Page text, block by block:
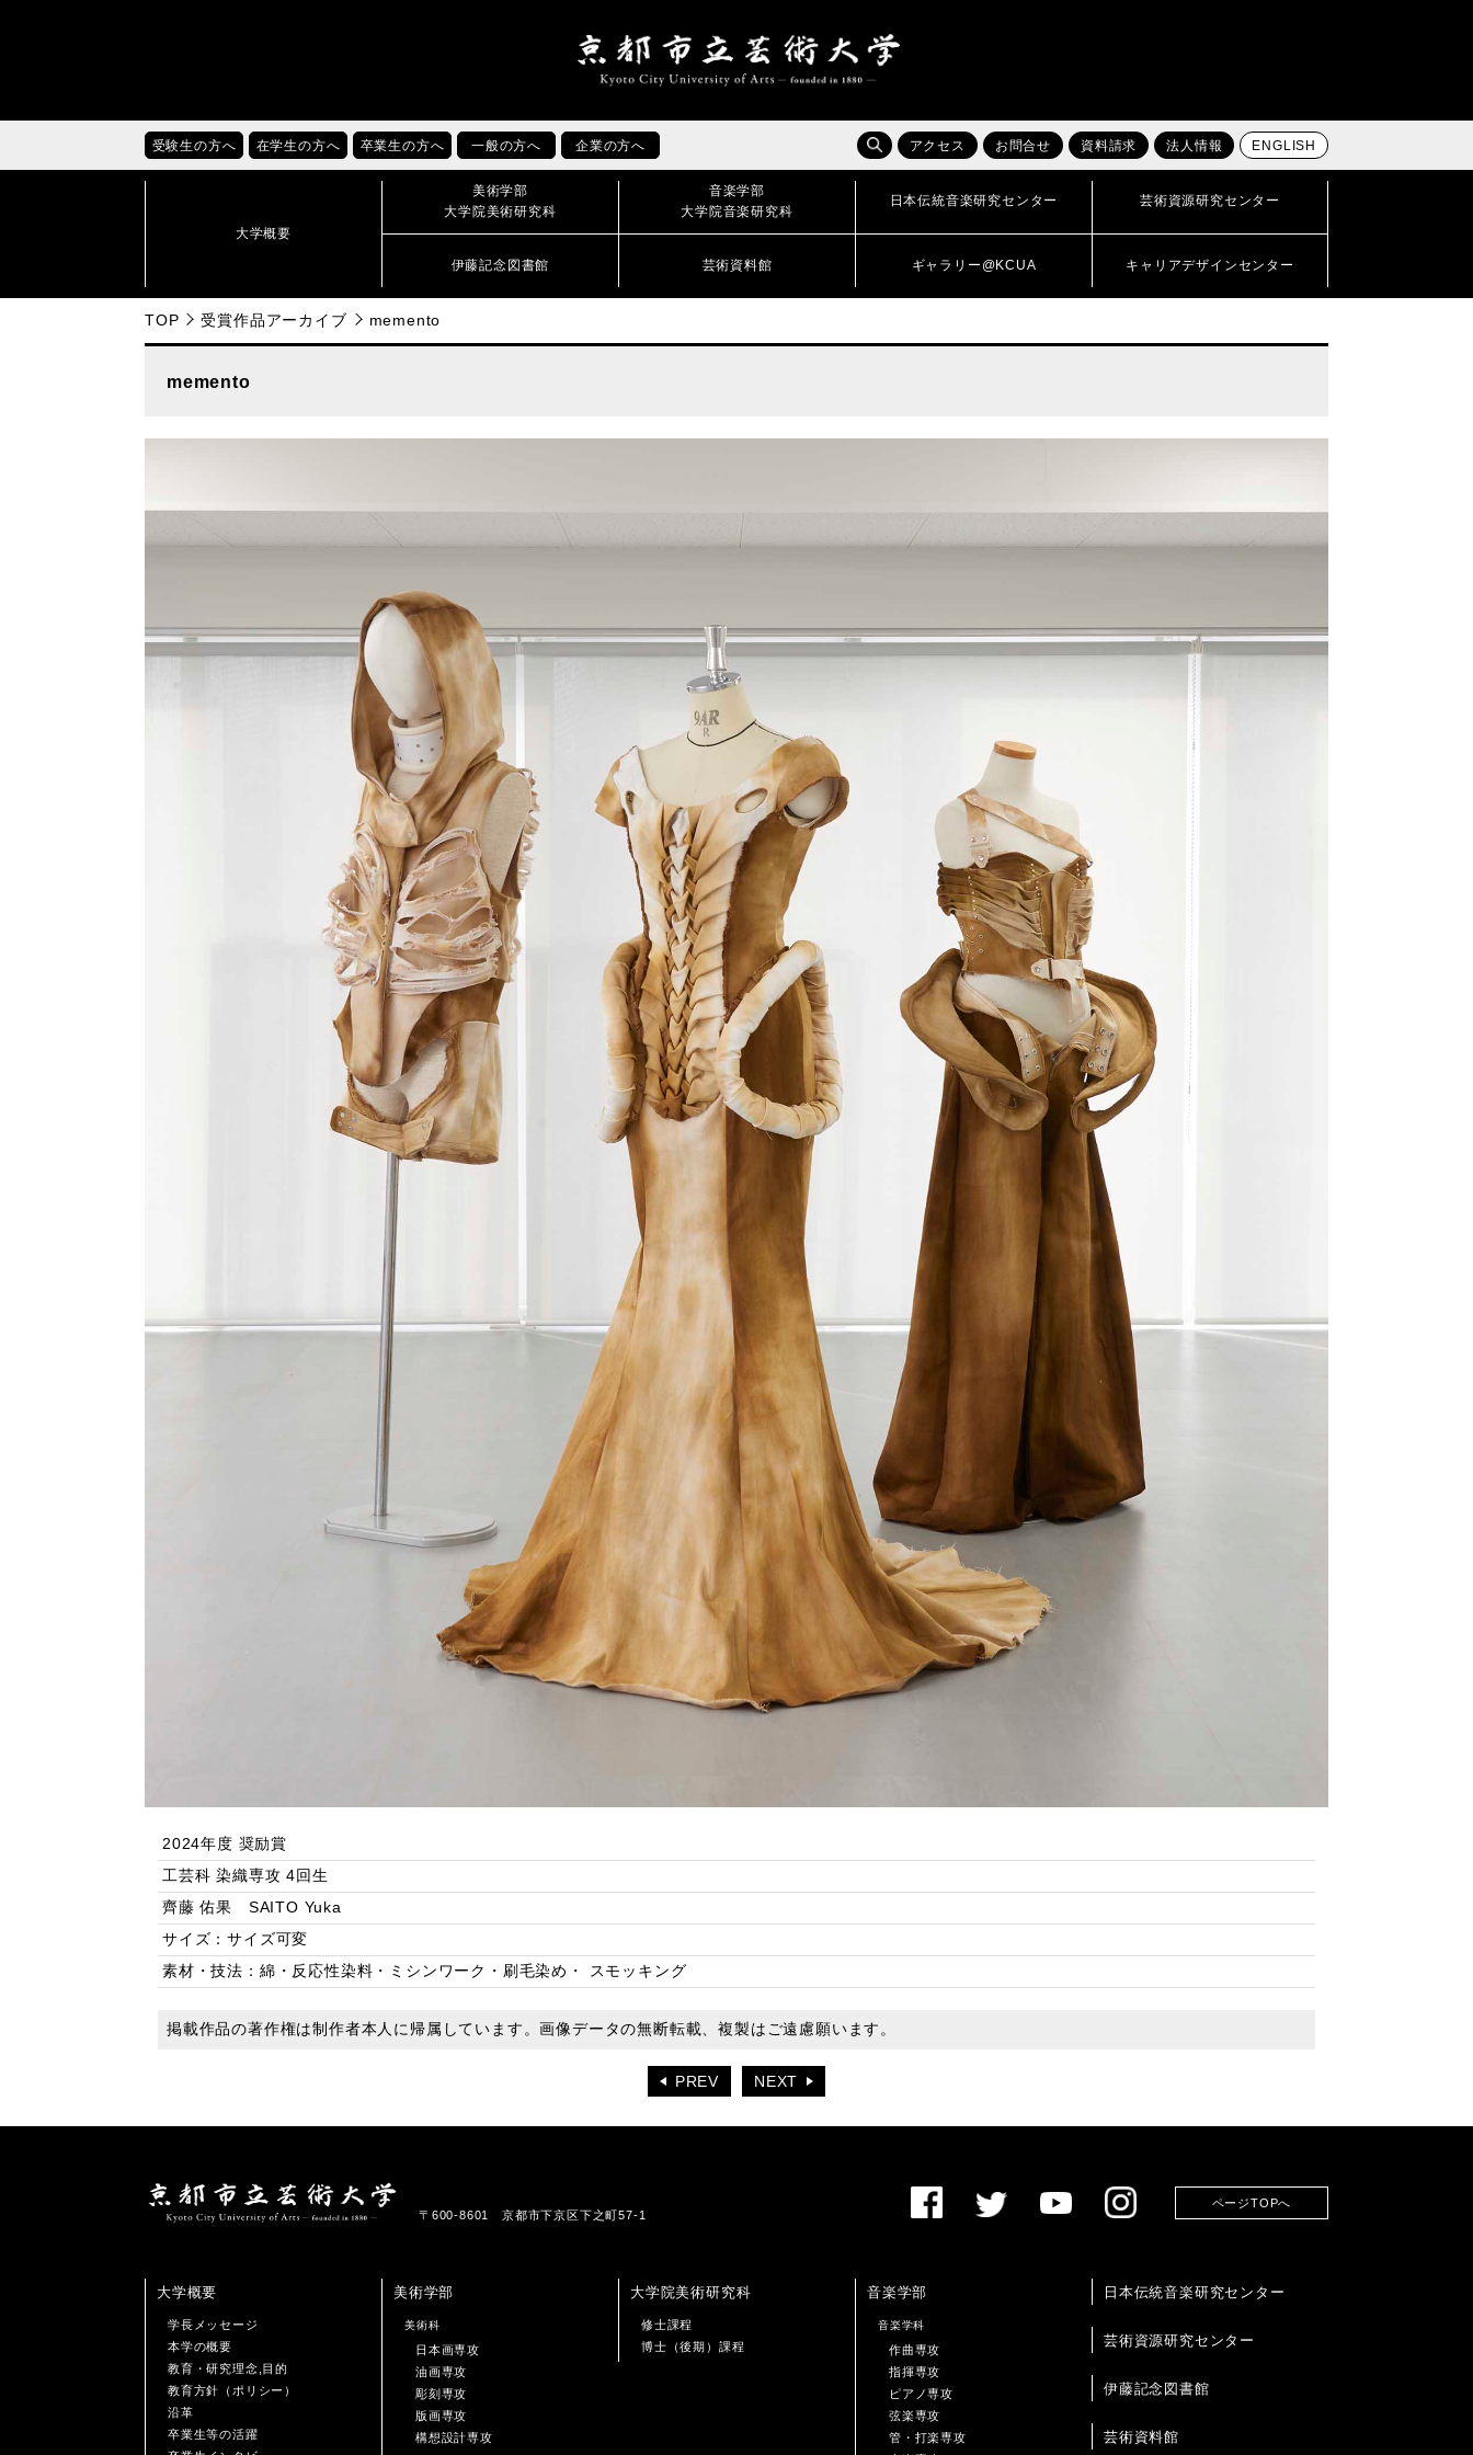
受験生の方へ 在学生の方へ 卒業生の方へ 一般の方へ 企業の方へ アクセス お問合せ 資料請求 法人情報 ENGLISH
大学概要
美術学部
大学院美術研究科
音楽学部
大学院音楽研究科
日本伝統音楽研究センター 芸術資源研究センター
伊藤記念図書館 芸術資料館 ギャラリー@KCUA キャリアデザインセンター
TOP 受賞作品アーカイブ memento
memento
2024年度 奨励賞
工芸科 染織専攻 4回生
齊藤 佑果 SAITO Yuka
サイズ：サイズ可変
素材・技法：綿・反応性染料・ミシンワーク・刷毛染め・ スモッキング
掲載作品の著作権は制作者本人に帰属しています。画像データの無断転載、複製はご遠慮願います。
PREV NEXT
〒600-8601 京都市下京区下之町57-1
ページTOPへ
大学概要
学長メッセージ
本学の概要
教育・研究理念,目的
教育方針（ポリシー）
沿革
卒業生等の活躍
美術学部
美術科
日本画専攻
油画専攻
彫刻専攻
版画専攻
構想設計専攻
大学院美術研究科
修士課程
博士（後期）課程
音楽学部
音楽学科
作曲専攻
指揮専攻
ピアノ専攻
弦楽専攻
管・打楽専攻
日本伝統音楽研究センター
芸術資源研究センター
伊藤記念図書館
芸術資料館